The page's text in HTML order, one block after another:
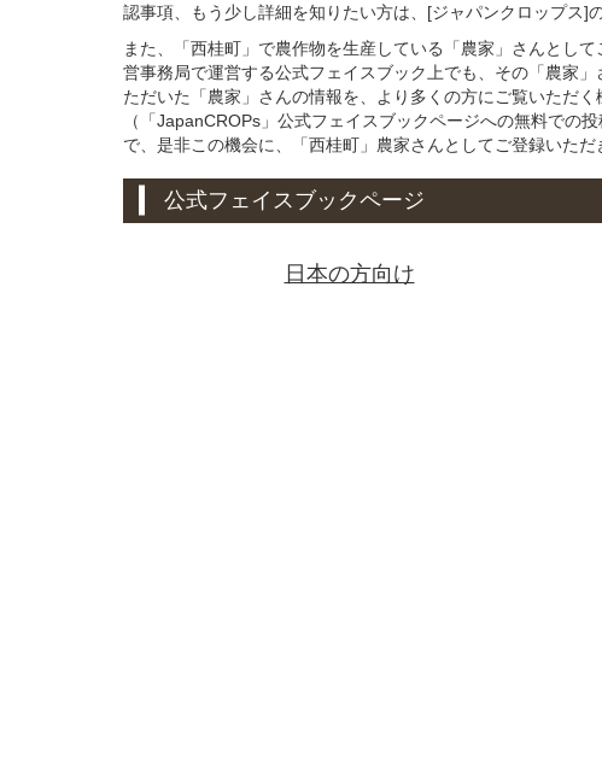
認事項、もう少し詳細を知りたい方は、[ジャパンクロップス]
また、「西桂町」で農作物を生産している「農家」さんとし
営事務局で運営する公式フェイスブック上でも、その「農家
ただいた「農家」さんの情報を、より多くの方にご覧いただ
（「JapanCROPs」公式フェイスブックページへの無料での
で、是非この機会に、「西桂町」農家さんとしてご登録いた
公式フェイスブックページ
日本の方向け